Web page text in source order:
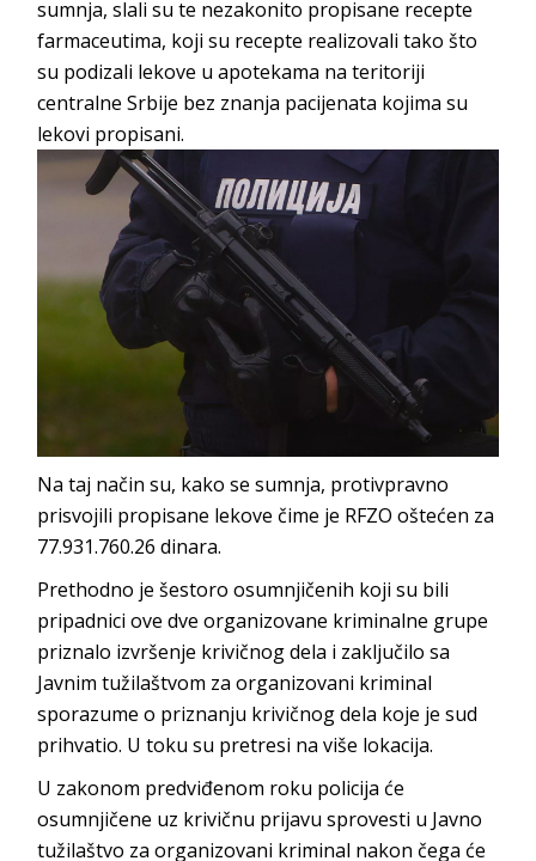
sumnja, slali su te nezakonito propisane recepte
farmaceutima, koji su recepte realizovali tako što
su podizali lekove u apotekama na teritoriji
centralne Srbije bez znanja pacijenata kojima su
lekovi propisani.
Na taj način su, kako se sumnja, protivpravno
prisvojili propisane lekove čime je RFZO oštećen za
77.931.760.26 dinara.
Prethodno je šestoro osumnjičenih koji su bili
pripadnici ove dve organizovane kriminalne grupe
priznalo izvršenje krivičnog dela i zaključilo sa
Javnim tužilaštvom za organizovani kriminal
sporazume o priznanju krivičnog dela koje je sud
prihvatio. U toku su pretresi na više lokacija.
U zakonom predviđenom roku policija će
osumnjičene uz krivičnu prijavu sprovesti u Javno
tužilaštvo za organizovani kriminal nakon čega će